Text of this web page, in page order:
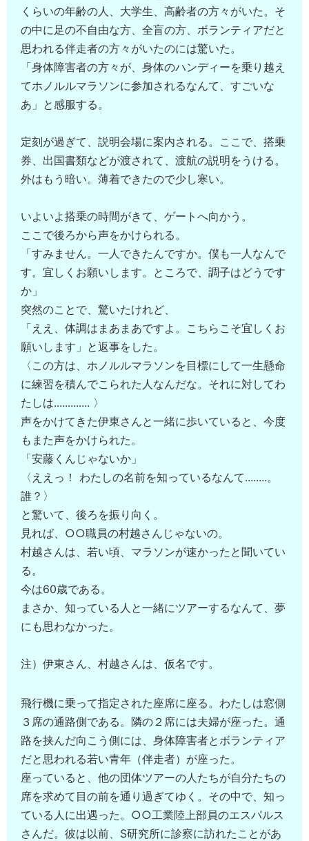
くらいの年齢の人、大学生、高齢者の方々がいた。そ
の中に足の不自由な方、全盲の方、ボランティアだと
思われる伴走者の方々がいたのには驚いた。
「身体障害者の方々が、身体のハンディーを乗り越え
てホノルルマラソンに参加されるなんて、すごいな
あ」と感服する。
定刻が過ぎて、説明会場に案内される。ここで、搭乗
券、出国書類などが渡されて、渡航の説明をうける。
外はもう暗い。薄着できたので少し寒い。
いよいよ搭乗の時間がきて、ゲートへ向かう。
ここで後ろから声をかけられる。
「すみません。一人できたんですか。僕も一人なんで
す。宜しくお願いします。ところで、調子はどうです
か」
突然のことで、驚いたけれど、
「ええ、体調はまあまあですよ。こちらこそ宜しくお
願いします」と返事をした。
〈この方は、ホノルルマラソンを目標にして一生懸命
に練習を積んでこられた人なんだな。それに対してわ
たしは............. 〉
声をかけてきた伊東さんと一緒に歩いていると、今度
もまた声をかけられた。
「安藤くんじゃないか」
〈ええっ！ わたしの名前を知っているなんて........。
誰？〉
と驚いて、後ろを振り向く。
見れば、○○職員の村越さんじゃないの。
村越さんは、若い頃、マラソンが速かったと聞いてい
る。
今は60歳である。
まさか、知っている人と一緒にツアーするなんて、夢
にも思わなかった。
注）伊東さん、村越さんは、仮名です。
飛行機に乗って指定された座席に座る。わたしは窓側
３席の通路側である。隣の２席には夫婦が座った。通
路を挟んだ向こう側には、身体障害者とボランティア
だと思われる若い青年（伴走者）が座った。
座っていると、他の団体ツアーの人たちが自分たちの
席を求めて目の前を通り過ぎてゆく。その中で、知っ
ている人に出遇った。○○工業陸上部員のエスパルス
さんだ。彼は以前、S研究所に診察に訪れたことがあ